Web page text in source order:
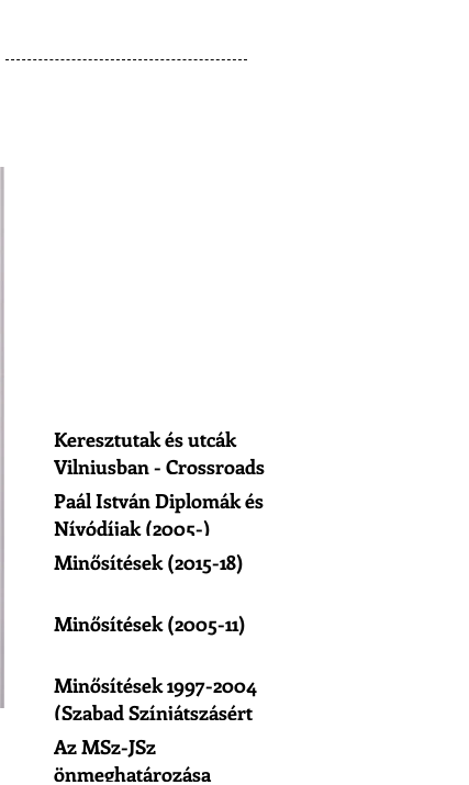
Keresztutak és utcák
Vilniusban - Crossroads
of Vilnius
Paál István Diplomák és
Nívódíjak (2005-)
Minősítések (2015-18)
Minősítések (2005-11)
Minősítések 1997-2004
(Szabad Színjátszásért
Egyesület)
Az MSz-JSz
önmeghatározása